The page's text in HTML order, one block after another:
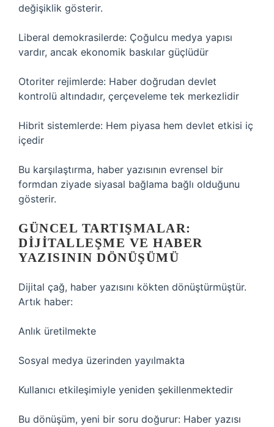
değişiklik gösterir.
Liberal demokrasilerde: Çoğulcu medya yapısı
vardır, ancak ekonomik baskılar güçlüdür
Otoriter rejimlerde: Haber doğrudan devlet
kontrolü altındadır, çerçeveleme tek merkezlidir
Hibrit sistemlerde: Hem piyasa hem devlet etkisi iç
içedir
Bu karşılaştırma, haber yazısının evrensel bir
formdan ziyade siyasal bağlama bağlı olduğunu
gösterir.
GÜNCEL TARTIŞMALAR:
DIJITALLEŞME VE HABER
YAZISININ DÖNÜŞÜMÜ
Dijital çağ, haber yazısını kökten dönüştürmüştür.
Artık haber:
Anlık üretilmekte
Sosyal medya üzerinden yayılmakta
Kullanıcı etkileşimiyle yeniden şekillenmektedir
Bu dönüşüm, yeni bir soru doğurur: Haber yazısı